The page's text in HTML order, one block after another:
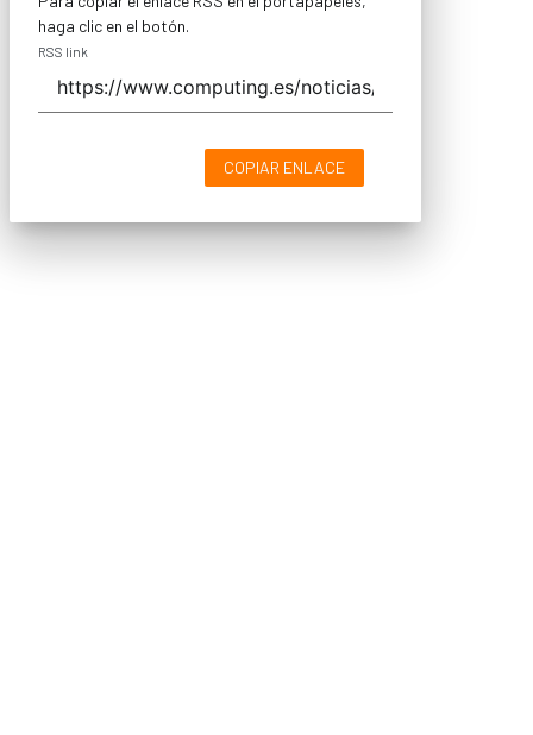
haga clic en el botón.
RSS link
COPIAR ENLACE